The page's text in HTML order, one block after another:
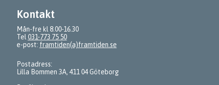
Kontakt
Mån-fre kl 8.00-16.30
Tel 031-773 75 50
e-post: framtiden(a)framtiden.se
Postadress:
Lilla Bommen 3A, 411 04 Göteborg